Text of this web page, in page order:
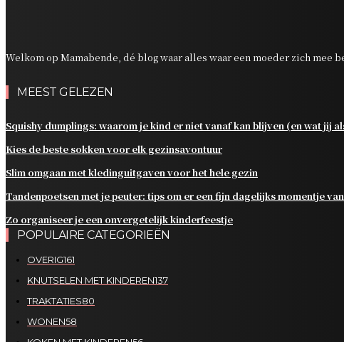
Welkom op Mamabende, dé blog waar alles waar een moeder zich mee
MEEST GELEZEN
Squishy dumplings: waarom je kind er niet vanaf kan blijven (en wat jij
Kies de beste sokken voor elk gezinsavontuur
Slim omgaan met kledinguitgaven voor het hele gezin
Tandenpoetsen met je peuter: tips om er een fijn dagelijks momentje
Zo organiseer je een onvergetelijk kinderfeestje
POPULAIRE CATEGORIEËN
OVERIG161
KNUTSELEN MET KINDEREN137
TRAKTATIES80
WONEN58